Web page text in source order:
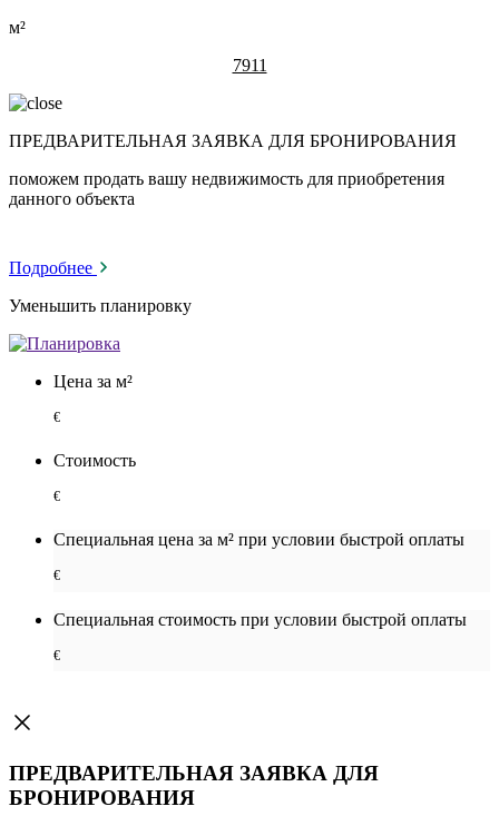
м²
7911
ПРЕДВАРИТЕЛЬНАЯ ЗАЯВКА ДЛЯ БРОНИРОВАНИЯ
поможем продать вашу недвижимость для приобретения
данного объекта
Подробнее
Уменьшить планировку
Цена за м²
€
Стоимость
€
Специальная цена за м² при условии быстрой оплаты
€
Специальная cтоимость при условии быстрой оплаты
€
ПРЕДВАРИТЕЛЬНАЯ ЗАЯВКА ДЛЯ
БРОНИРОВАНИЯ